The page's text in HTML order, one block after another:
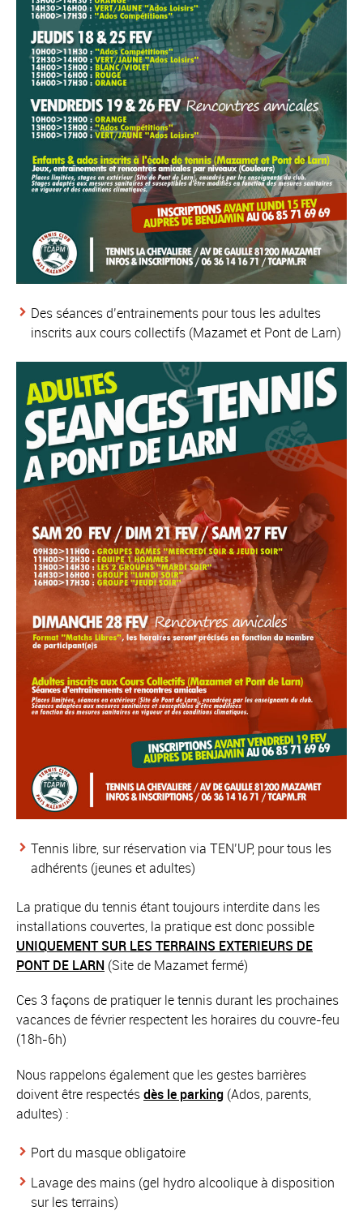
Des séances d’entrainements pour tous les adultes
inscrits aux cours collectifs (Mazamet et Pont de Larn)
Tennis libre, sur réservation via TEN’UP, pour tous les
adhérents (jeunes et adultes)
La pratique du tennis étant toujours interdite dans les
installations couvertes, la pratique est donc possible
UNIQUEMENT SUR LES TERRAINS EXTERIEURS DE
PONT DE LARN (Site de Mazamet fermé)
Ces 3 façons de pratiquer le tennis durant les prochaines
vacances de février respectent les horaires du couvre-feu
(18h-6h)
Nous rappelons également que les gestes barrières
doivent être respectésdès le parking (Ados, parents,
adultes) :
Port du masque obligatoire
Lavage des mains (gel hydro alcoolique à disposition
sur les terrains)